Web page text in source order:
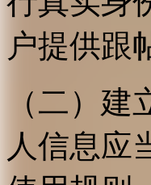
户提供跟
（二）
人信息应